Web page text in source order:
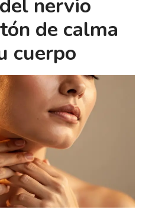
nervio
de calma
cuerpo